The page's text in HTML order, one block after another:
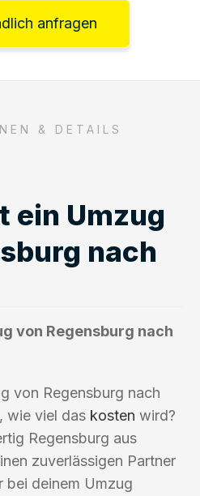
anfragen
& DETAILS
ein Umzug
nach
von Regensburg nach
von Regensburg nach
wie viel das kosten wird?
Regensburg aus
zuverlässigen Partner
bei deinem Umzug